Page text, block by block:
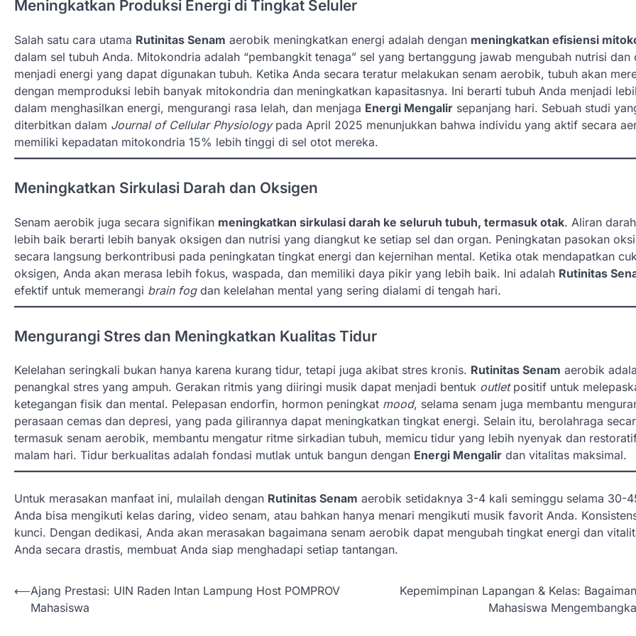
Meningkatkan Produksi Energi di Tingkat Seluler
Salah satu cara utama Rutinitas Senam aerobik meningkatkan energi adalah dengan meningkatkan efisiensi
dalam sel tubuh Anda. Mitokondria adalah “pembangkit tenaga” sel yang bertanggung jawab mengubah nutrisi dan
menjadi energi yang dapat digunakan tubuh. Ketika Anda secara teratur melakukan senam aerobik, tubuh akan
dengan memproduksi lebih banyak mitokondria dan meningkatkan kapasitasnya. Ini berarti tubuh Anda menjadi
dalam menghasilkan energi, mengurangi rasa lelah, dan menjaga Energi Mengalir sepanjang hari. Sebuah studi
diterbitkan dalam Journal of Cellular Physiologypada April 2025 menunjukkan bahwa individu yang aktif secara
memiliki kepadatan mitokondria 15% lebih tinggi di sel otot mereka.
Meningkatkan Sirkulasi Darah dan Oksigen
Senam aerobik juga secara signifikan meningkatkan sirkulasi darah ke seluruh tubuh, termasuk otak. Aliran
lebih baik berarti lebih banyak oksigen dan nutrisi yang diangkut ke setiap sel dan organ. Peningkatan pasokan
secara langsung berkontribusi pada peningkatan tingkat energi dan kejernihan mental. Ketika otak mendapatkan
oksigen, Anda akan merasa lebih fokus, waspada, dan memiliki daya pikir yang lebih baik. Ini adalah Rutinitas
efektif untuk memerangi brain fogdan kelelahan mental yang sering dialami di tengah hari.
Mengurangi Stres dan Meningkatkan Kualitas Tidur
Kelelahan seringkali bukan hanya karena kurang tidur, tetapi juga akibat stres kronis. Rutinitas Senam aerobik
penangkal stres yang ampuh. Gerakan ritmis yang diiringi musik dapat menjadi bentuk outletpositif untuk
ketegangan fisik dan mental. Pelepasan endorfin, hormon peningkat mood, selama senam juga membantu
perasaan cemas dan depresi, yang pada gilirannya dapat meningkatkan tingkat energi. Selain itu, berolahraga
termasuk senam aerobik, membantu mengatur ritme sirkadian tubuh, memicu tidur yang lebih nyenyak dan
malam hari. Tidur berkualitas adalah fondasi mutlak untuk bangun dengan Energi Mengalir dan vitalitas maksimal.
Untuk merasakan manfaat ini, mulailah dengan Rutinitas Senam aerobik setidaknya 3-4 kali seminggu selama 30-
Anda bisa mengikuti kelas daring, video senam, atau bahkan hanya menari mengikuti musik favorit Anda.
kunci. Dengan dedikasi, Anda akan merasakan bagaimana senam aerobik dapat mengubah tingkat energi dan
Anda secara drastis, membuat Anda siap menghadapi setiap tantangan.
N
⟵Ajang Prestasi: UIN Raden Intan Lampung Host POMPROV
Mahasiswa
Kepemimpinan Lapangan & Kelas:
Mahasiswa